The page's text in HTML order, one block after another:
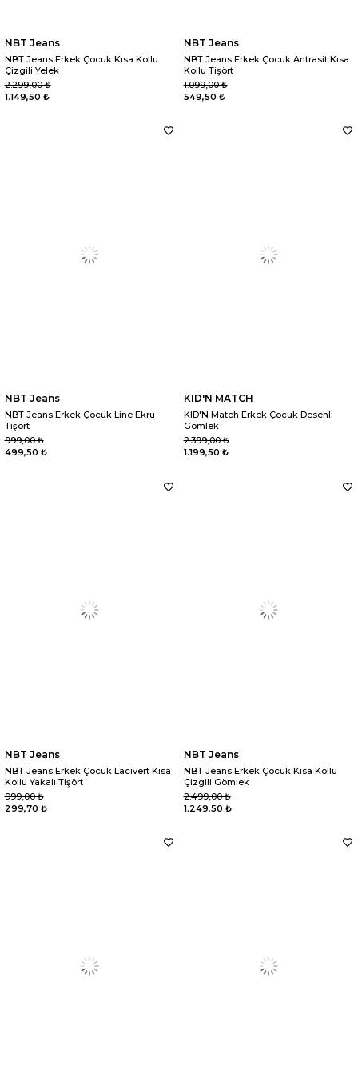
NBT Jeans
NBT Jeans Erkek Çocuk Kısa Kollu
Çizgili Yelek
1.149,50 ₺
2.299,00 ₺
NBT Jeans
NBT Jeans Erkek Çocuk Antrasit Kısa
Kollu Tişört
549,50 ₺
1.099,00 ₺
NBT Jeans
NBT Jeans Erkek Çocuk Line Ekru
Tişört
499,50 ₺
999,00 ₺
KID'N MATCH
KID'N Match Erkek Çocuk Desenli
Gömlek
1.199,50 ₺
2.399,00 ₺
NBT Jeans
NBT Jeans Erkek Çocuk Lacivert Kısa
Kollu Yakalı Tişört
299,70 ₺
999,00 ₺
NBT Jeans
NBT Jeans Erkek Çocuk Kısa Kollu
Çizgili Gömlek
1.249,50 ₺
2.499,00 ₺